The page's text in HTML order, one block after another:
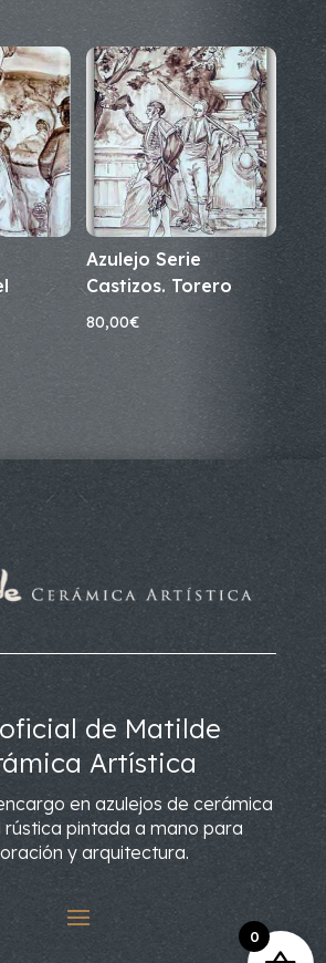
Azulejo Serie
Castizos. Torero
80,00€
de Matilde
Artística
en azulejos de cerámica
rústica pintada a mano para
y arquitectura.
0